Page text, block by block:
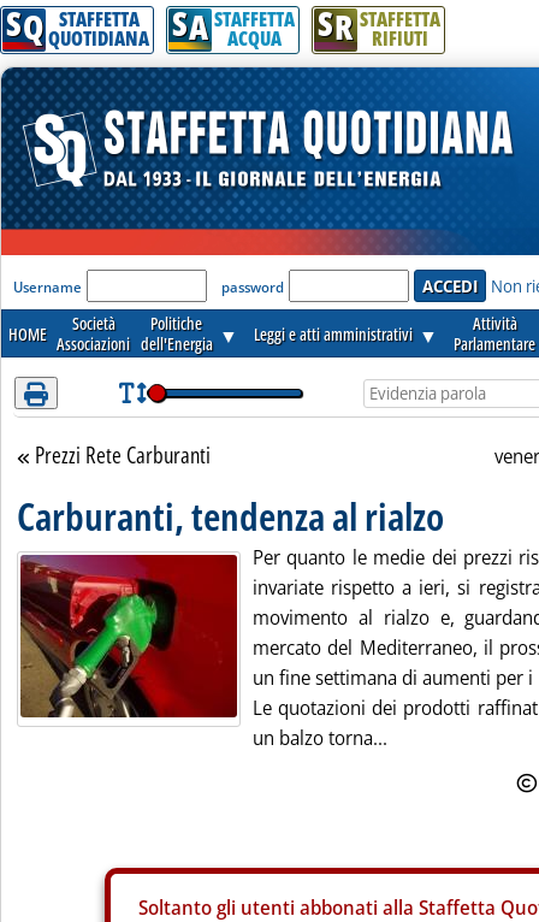
Attenzione! Esegui l'accesso per lèggere interamente la notizia.
SQ STAFFETTA
QUOTIDIANA SA STAFFETTA
ACQUA SR STAFFETTA
RIFIUTI
'Modulo Login per accedere'
Username password Non
HOME
Società
Associazioni
Politiche
dell'Energia ▼ Leggi e atti amministrativi ▼
Attività
Parlamentare
Torna alla sezione
Prezzi Rete Carburanti
Carburanti, tendenza al rialzo
Per quanto le medie dei prezzi
invariate rispetto a ieri, si
movimento al rialzo e,
mercato del Mediterraneo, il
un fine settimana di aumenti per
Le quotazioni dei prodotti
un balzo torna...
Soltanto gli utenti abbonati alla Staffetta